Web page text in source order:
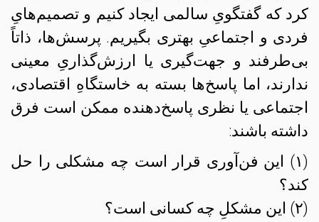
کرد که گفتگویِ سالمی ایجاد کنیم و تصمیم‌هایِ
فردی و اجتماعیِ بهتری بگیریم. پرسش‌ها، ذاتاً
بی‌طرفند و جهت‌گیری یا ارزش‌گذاریِ معینی
ندارند، اما پاسخ‌‌ها بسته به خاستگاهِ اقتصادی،
اجتماعی یا نظری پاسخ‌دهنده ممکن است فرق
داشته باشند:
(۱) این فن‌آوری قرار است چه مشکلی را حل
کند؟
(۲) این مشکلِ چه کسانی است؟